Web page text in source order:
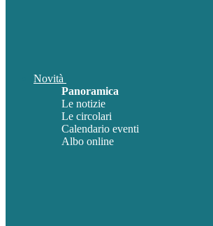
Novità
Panoramica
Le notizie
Le circolari
Calendario eventi
Albo online